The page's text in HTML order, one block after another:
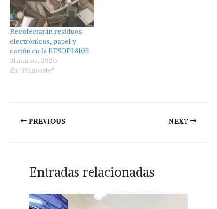
Recolectarán residuos
electrónicos, papel y
cartón en la EESOPI 8103
31 marzo, 2026
En "Piamonte"
PREVIOUS NEXT
Entradas relacionadas